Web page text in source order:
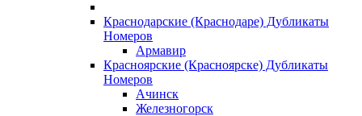
Краснодарские (Краснодаре) Дубликаты
Номеров
Армавир
Красноярские (Красноярске) Дубликаты
Номеров
Ачинск
Железногорск